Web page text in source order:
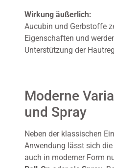
Wirkung äußerlich:
Aucubin und Gerbstoffe
Eigenschaften und
Unterstützung der
Moderne
und Spray
Neben der klassischen
Anwendung lässt sich die
auch in moderner Form